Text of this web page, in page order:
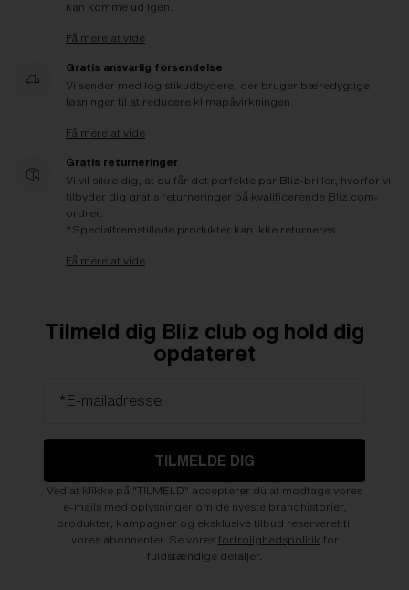
kan komme ud igen.
Få mere at vide
Gratis ansvarlig forsendelse
Vi sender med logistikudbydere, der bruger bæredygtige
løsninger til at reducere klimapåvirkningen.
Få mere at vide
Gratis returneringer
Vi vil sikre dig, at du får det perfekte par Bliz-briller, hvorfor vi
tilbyder dig gratis returneringer på kvalificerende Bliz.com-
ordrer.
*Specialfremstillede produkter kan ikke returneres
Få mere at vide
Tilmeld dig Bliz club og hold dig
opdateret
*E-mailadresse
TILMELDE DIG
Ved at klikke på "TILMELD" accepterer du at modtage vores
e-mails med oplysninger om de nyeste brandhistorier,
produkter, kampagner og eksklusive tilbud reserveret til
vores abonnenter. Se vores fortrolighedspolitik for
fuldstændige detaljer.